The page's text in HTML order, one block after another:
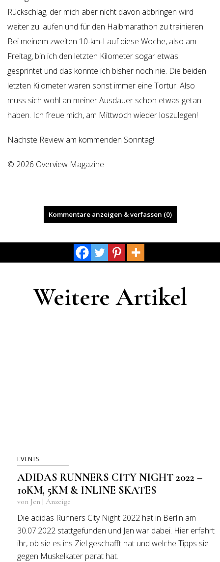
Rückschlag, der mich aber nicht davon abbringen wird
weiter zu laufen und für den Halbmarathon zu trainieren.
Bei meinem zweiten 10-km-Lauf diese Woche, also am
Freitag, bin ich den letzten Kilometer sogar etwas
gesprintet und das konnte ich bisher noch nie. Die beiden
letzten Kilometer waren sonst immer eine Tortur. Also
muss sich wohl an meiner Ausdauer schon etwas getan
haben. Ich freue mich, am Mittwoch wieder loszulegen!
Nächste Review am kommenden Sonntag!
© 2026 Overview Magazine
Kommentare anzeigen & verfassen (0)
Weitere Artikel
EVENTS
ADIDAS RUNNERS CITY NIGHT 2022 –
10KM, 5KM & INLINE SKATES
von Jen | Anzeige
Die adidas Runners City Night 2022 hat in Berlin am
30.07.2022 stattgefunden und Jen war dabei. Hier erfahrt
ihr, ob sie es ins Ziel geschafft hat und welche Tipps sie
gegen Muskelkater parat hat.